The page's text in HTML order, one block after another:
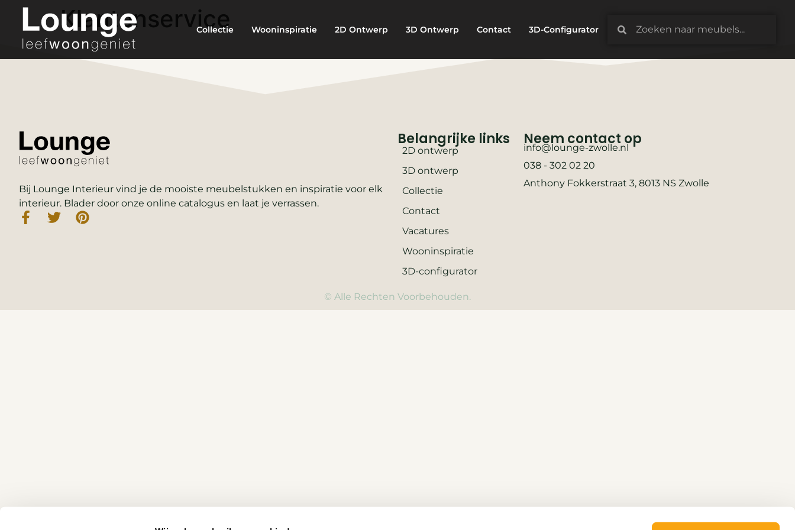
Collectie Wooninspiratie 2D Ontwerp 3D Ontwerp Contact 3D-Configurator
Klantenservice
Bij Lounge Interieur vind je de mooiste meubelstukken en inspiratie voor elk
interieur. Blader door onze online catalogus en laat je verrassen.
Belangrijke links
2D ontwerp
3D ontwerp
Collectie
Contact
Vacatures
Wooninspiratie
3D-configurator
Neem contact op
info@lounge-zwolle.nl
038 - 302 02 20
Anthony Fokkerstraat 3, 8013 NS Zwolle
© Alle Rechten Voorbehouden.